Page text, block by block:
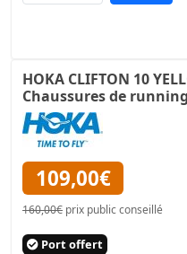
HOKA CLIFTON 10
Chaussures de running
109,00€
160,00€ prix public conseillé
Port offert